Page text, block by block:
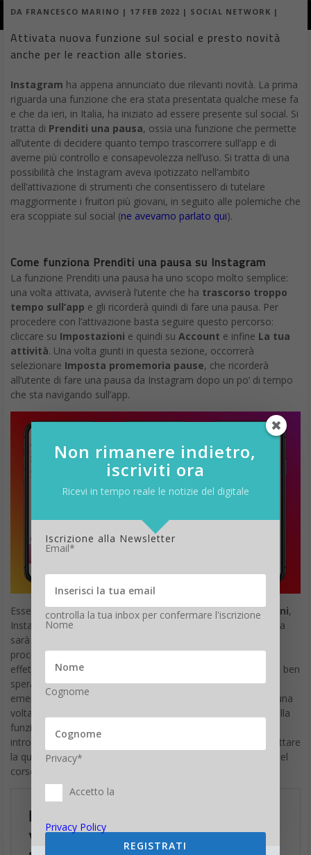
DA FRANCESCO MARINO | 17 FEB 2022 | SOCIAL NETWORK |
Attivata nuova funzione sul social e presto novità
anche per le reaction alle stories.
Instagram ha appena annunciato due rilevanti novità. La prima
riguarda una funzione che era stata presentata qualche mese fa
e che da ieri, in Italia, ha iniziato ad essere presente sul social. Si
tratta di Prenditi una pausa, ossia una funzione che permette
all’utente di decidere quanto tempo trascorrere sull’app e di
averne più controllo e consapevolezza nell’uso. Si tratta di una
possibilità che Instagram aveva ipotizzato nell’ambito
dell’attivazione di strumenti che consentissero di tutelare
maggiormente i fruitori più giovani, in seguito alle polemiche che
era scoppiate sul social (ne avevamo parlato qui).
Come funziona Prenditi una pausa su Instagram
La funzione Prenditi una pausa ha uno scopo molto semplice:
una volta attivata, avviserà l’utente che ha trascorso troppo
tempo sull’app e gli ricorderà quindi di fare una pausa. Per
procedere con l’attivazione basta seguire questo percorso:
cliccare su Impostazioni e quindi su Account e infine La tua
attività. Una volta giunti in questa sezione, occorrerà
selezionare Imposta promemoria pause, che ricorderà
all’utente di fare una pausa da Instagram dopo un po’ di tempo
che sta navigando sull’app.
Essendo stata pensata soprattutto per gliutenti più giovani,
Instagram ha fatto sapere che la funzione Prenditi una pausa
sarà notificata agli adolescenti, in modo tale che possano
procedere con l’impostazione del promemoria. I test
effettuati negli altri Paesi in cui la funzione è già attiva fanno ben
sperare anche per l’Italia: in base ai primi riscontri, infatti, è
emerso che il 90% degli adolescenti rispetta il promemoria una
volta impostato. Prenditi una pausa va così ad aggiungersi alla
funzione di
introdotta qualche tempo fa e che permette agli utenti di settare
la quantità di tempo che desiderano passare su Instagram nel
corso della giornata.
Non rimanere indietro,
iscriviti ora
Ricevi in tempo reale le notizie del digitale
Iscrizione alla Newsletter
Email*
controlla la tua inbox per confermare l'iscrizione
Nome
Cognome
Privacy*
Accetto la
Privacy Policy
REGISTRATI